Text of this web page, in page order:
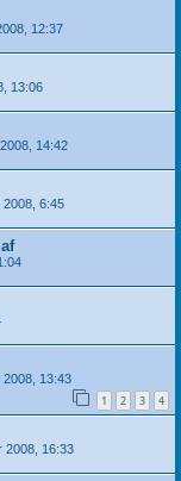
12:37
13:06
14:42
2008, 6:45
2008, 13:43
1 2 3 4
2008, 16:33